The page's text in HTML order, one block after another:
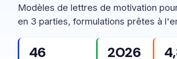
Modèles de lettres de motivation
en 3 parties, formulations prêtes à
46 2026